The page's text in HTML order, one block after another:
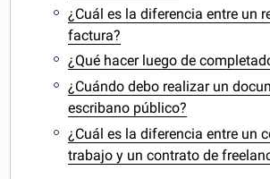
¿Cuál es la diferencia entre un
factura?
¿Qué hacer luego de
¿Cuándo debo realizar un
escribano público?
¿Cuál es la diferencia entre un
trabajo y un contrato de